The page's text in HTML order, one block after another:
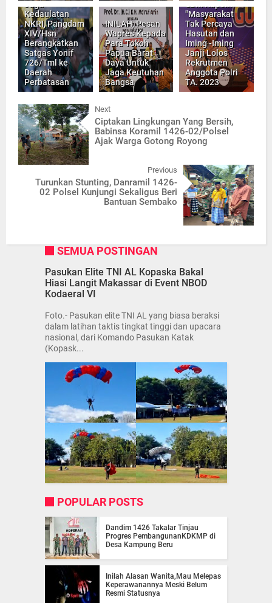
Kedaulatan
NKRI, Pangdam
XIV/Hsn
Berangkatkan
Satgas Yonif
726/Tml ke
Daerah
Perbatasan
INILAH, Pesan
Wapres Kepada
Para Tokoh
Papua Barat
Daya Untuk
Jaga Keutuhan
Bangsa
"Masyarakat
Tak Percaya
Hasutan dan
Iming -Iming
Janji Lolos
Rekrutmen
Anggota Polri
TA. 2023
Next
Ciptakan Lingkungan Yang Bersih,
Babinsa Koramil 1426-02/Polsel
Ajak Warga Gotong Royong
Previous
Turunkan Stunting, Danramil 1426-
02 Polsel Kunjungi Sekaligus Beri
Bantuan Sembako
SEMUA POSTINGAN
Pasukan Elite TNI AL Kopaska Bakal
Hiasi Langit Makassar di Event NBOD
Kodaeral VI
Foto.- Pasukan elite TNI AL yang biasa beraksi
dalam latihan taktis tingkat tinggi dan upacara
nasional, dari Komando Pasukan Katak
(Kopask...
POPULAR POSTS
Dandim 1426 Takalar Tinjau
Progres PembangunanKDKMP di
Desa Kampung Beru
Inilah Alasan Wanita,Mau Melepas
Keperawanannya Meski Belum
Resmi Statusnya